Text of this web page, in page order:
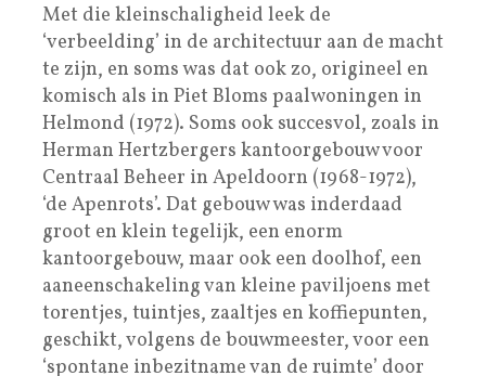
Met die kleinschaligheid leek de
‘verbeelding’ in de architectuur aan de macht
te zijn, en soms was dat ook zo, origineel en
komisch als in Piet Bloms paalwoningen in
Helmond (1972). Soms ook succesvol, zoals in
Herman Hertzbergers kantoorgebouw voor
Centraal Beheer in Apeldoorn (1968-1972),
‘de Apenrots’. Dat gebouw was inderdaad
groot en klein tegelijk, een enorm
kantoorgebouw, maar ook een doolhof, een
aaneenschakeling van kleine paviljoens met
torentjes, tuintjes, zaaltjes en koffiepunten,
geschikt, volgens de bouwmeester, voor een
‘spontane inbezitname van de ruimte’ door